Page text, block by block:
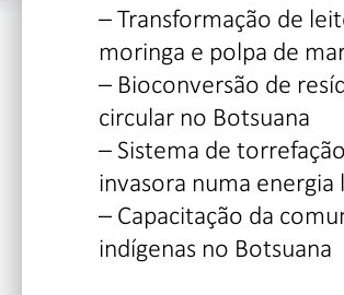
– Transformação de
moringa e polpa de
– Bioconversão de
circular no Botsuana
– Sistema de
invasora numa
– Capacitação da
indígenas no Botsuana